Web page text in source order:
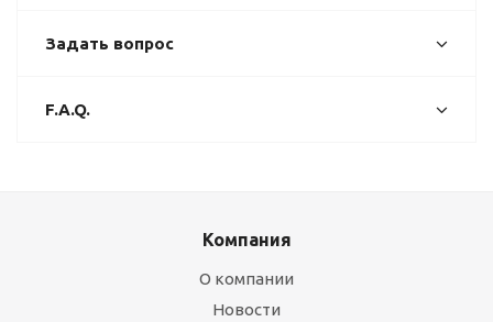
Задать вопрос
F.A.Q.
Компания
О компании
Новости